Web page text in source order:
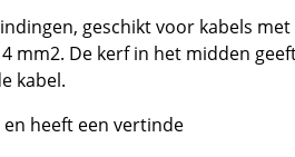
geschikt voor kabels met
mm2. De kerf in het midden
kabel.
heeft een vertinde